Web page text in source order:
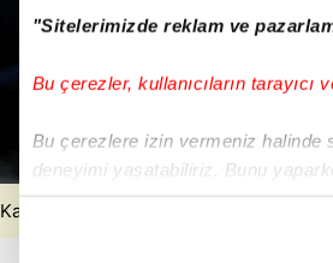
"Sitelerimizde reklam ve
Bu çerezler, kullanıcıların tarayıcı
Bu çerezlere izin vermeniz halinde
deneyimi yaşatabiliriz. Bunu
içerikleri sunabilmek adına
Kaynak: atv